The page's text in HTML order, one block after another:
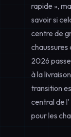
rapide »,
savoir si
centre de
2026
à la
transition
central de l'
pour les